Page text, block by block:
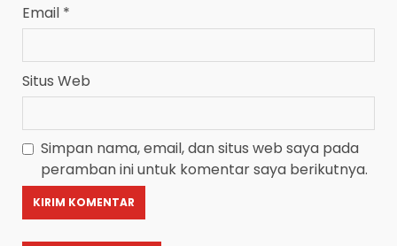
Email *
Situs Web
Simpan nama, email, dan situs web saya pada
peramban ini untuk komentar saya berikutnya.